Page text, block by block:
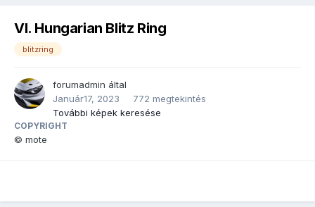
VI. Hungarian Blitz Ring
blitzring
forumadmin által
Január17, 2023
772 megtekintés
További képek keresése
COPYRIGHT
© mote